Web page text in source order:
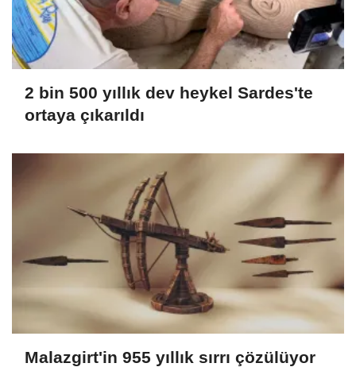
2 bin 500 yıllık dev heykel Sardes'te
ortaya çıkarıldı
Malazgirt'in 955 yıllık sırrı çözülüyor